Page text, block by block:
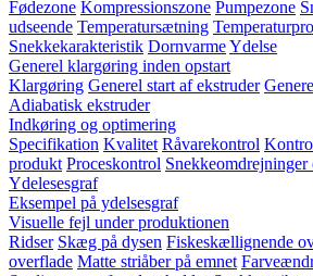
Fødezone Kompressionszone Pumpezone
udseende Temperatursætning
Snekkekarakteristik DornvarmeYdelse
Generel klargøring inden opstart
Klargøring Generel start af ekstruder
Adiabatisk ekstruder
Indkøring og optimering
Specifikation Kvalitet Råvarekontrol
produkt Proceskontrol
Ydelesesgraf
Eksempel på ydelsesgraf
Visuelle fejl under produktionen
Ridser Skæg på dysen Fiskeskællignende
overflade Matte striåber på emnet